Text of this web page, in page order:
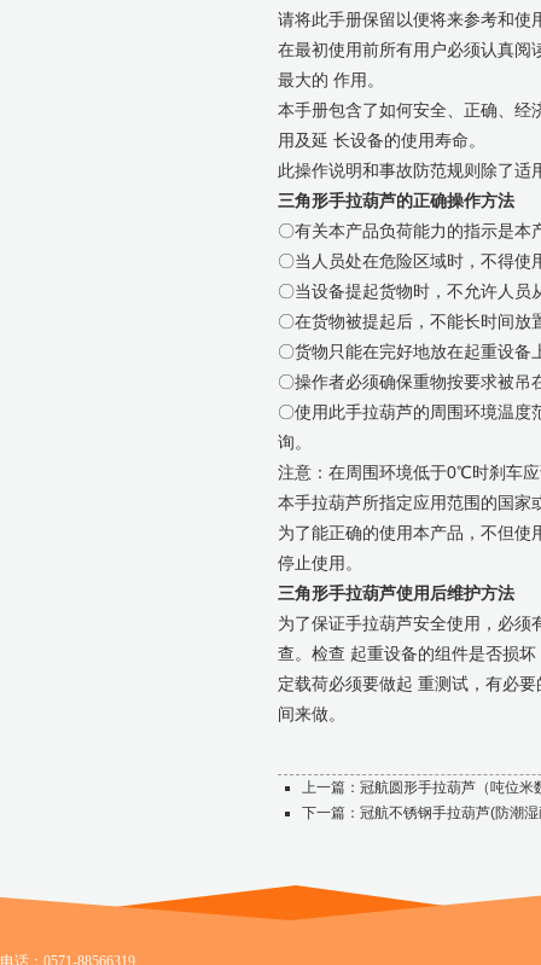
请将此手册保留以便将来参考和使
在最初使用前所有用户必须认真阅
最大的 作用。
本手册包含了如何安全、正确、经
用及延 长设备的使用寿命。
此操作说明和事故防范规则除了
三角形手拉葫芦的正确操作方法
〇有关本产品负荷能力的指示是
〇当人员处在危险区域时，不得使
〇当设备提起货物时，不允许人员
〇在货物被提起后，不能长时间放
〇货物只能在完好地放在起重设
〇操作者必须确保重物按要求被
〇使用此手拉葫芦的周围环境温
询。
注意：在周围环境低于0℃时刹车
本手拉葫芦所指定应用范围的国家
为了能正确的使用本产品，不但
停止使用。
三角形手拉葫芦使用后维护方法
为了保证手拉葫芦安全使用，必
查。检查 起重设备的组件是否损
定载荷必须要做起 重测试，有必
间来做。
上一篇： 冠航圆形手拉葫芦（吨位米
下一篇： 冠航不锈钢手拉葫芦(防潮
电话：0571-88566319